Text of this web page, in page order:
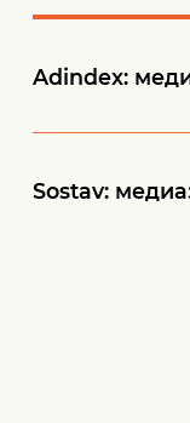
Adindex:
Sostav: